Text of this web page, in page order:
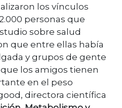
los vínculos
personas que
sobre salud
que entre ellas había
y grupos de gente
los amigos tienen
en el peso
directora científica